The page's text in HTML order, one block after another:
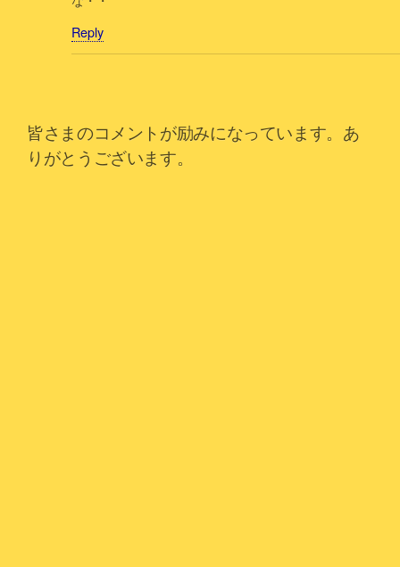
Reply
皆さまのコメントが励みになっています。あ
りがとうございます。